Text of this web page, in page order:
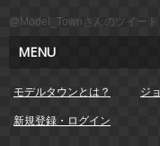
@Model_Townさんのツイート
MENU
モデルタウンとは？ ジ
新規登録・ログイン